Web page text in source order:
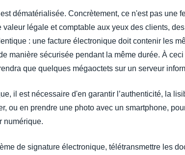
dématérialisée. Concrètement, ce n'est pas une
légale et comptable aux yeux des clients,
: une facture électronique doit contenir les
manière sécurisée pendant la même durée. À
que quelques mégaoctets sur un serveur
il est nécessaire d'en garantir l’authenticité, la
ou en prendre une photo avec un smartphone,
numérique.
de signature électronique, télétransmettre les